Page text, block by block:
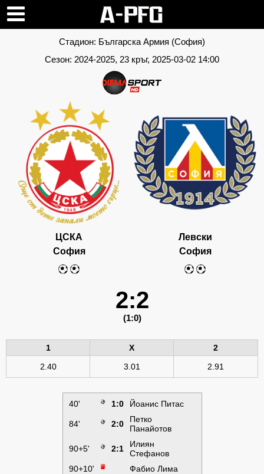
Стадион: Българска Армия (София)
Сезон: 2024-2025, 23 кръг, 2025-03-02 14:00
ЦСКА
София
Левски
София
2:2
(1:0)
1 X
2
2.40
3.01 2.91
40' 1:0 Йоанис Питас
84' 2:0
Петко
Панайотов
90+5' 2:1
Илиян
Стефанов
90+10'
Фабио Лима